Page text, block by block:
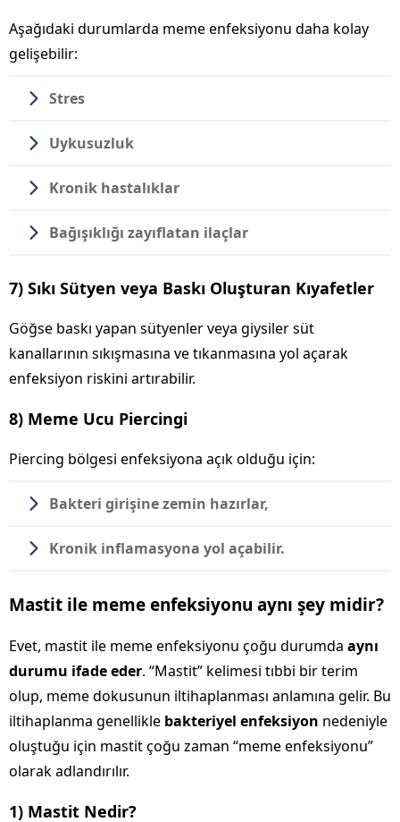
Aşağıdaki durumlarda meme enfeksiyonu daha kolay
gelişebilir:
Stres
Uykusuzluk
Kronik hastalıklar
Bağışıklığı zayıflatan ilaçlar
7) Sıkı Sütyen veya Baskı Oluşturan Kıyafetler
Göğse baskı yapan sütyenler veya giysiler süt
kanallarının sıkışmasına ve tıkanmasına yol açarak
enfeksiyon riskini artırabilir.
8) Meme Ucu Piercingi
Piercing bölgesi enfeksiyona açık olduğu için:
Bakteri girişine zemin hazırlar,
Kronik inflamasyona yol açabilir.
Mastit ile meme enfeksiyonu aynı şey midir?
Evet, mastit ile meme enfeksiyonu çoğu durumda aynı
durumu ifade eder. “Mastit” kelimesi tıbbi bir terim
olup, meme dokusunun iltihaplanması anlamına gelir. Bu
iltihaplanma genellikle bakteriyel enfeksiyon nedeniyle
oluştuğu için mastit çoğu zaman “meme enfeksiyonu”
olarak adlandırılır.
1) Mastit Nedir?